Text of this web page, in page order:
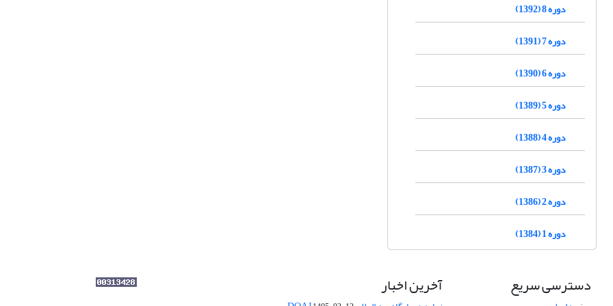
دوره 8 (1392)
دوره 7 (1391)
دوره 6 (1390)
دوره 5 (1389)
دوره 4 (1388)
دوره 3 (1387)
دوره 2 (1386)
دوره 1 (1384)
دسترسی سریع آخرین اخبار